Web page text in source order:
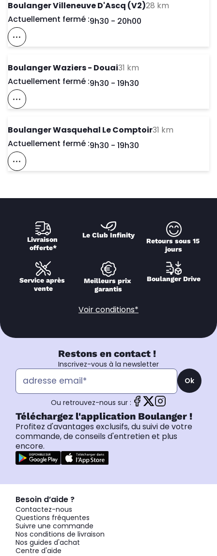
Boulanger Villeneuve D'Ascq (V2)28 km
Actuellement fermé :Day of the Week
9h30 - 20h00
Voir Ce Magasin Sur La Carte
Boulanger Waziers - Douai31 km
Actuellement fermé :Day of the Week
9h30 - 19h30
Voir Ce Magasin Sur La Carte
Boulanger Wasquehal Le Comptoir31 km
Actuellement fermé :Day of the Week
9h30 - 19h30
Voir Ce Magasin Sur La Carte
Livraison
offerte*
Le Club Infinity
Retours sous 15
jours
Service après
vente
Meilleurs prix
garantis
Boulanger Drive
Voir conditions*
Restons en contact !
Inscrivez-vous à la newsletter
Ok
Ou retrouvez-nous sur :
Téléchargez l'application Boulanger !
Profitez d'avantages exclusifs, du suivi de votre
commande, de conseils d'entretien et plus
encore.
Besoin d’aide ?
Contactez-nous
Questions fréquentes
Suivre une commande
Nos conditions de livraison
Nos guides d'achat
Centre d'aide